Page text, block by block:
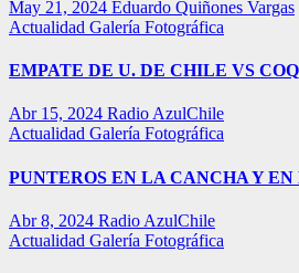
May 21, 2024 Eduardo Quiñones Vargas
Actualidad Galería Fotográfica
EMPATE DE U. DE CHILE VS
Abr 15, 2024 Radio AzulChile
Actualidad Galería Fotográfica
PUNTEROS EN LA CANCHA Y
Abr 8, 2024 Radio AzulChile
Actualidad Galería Fotográfica